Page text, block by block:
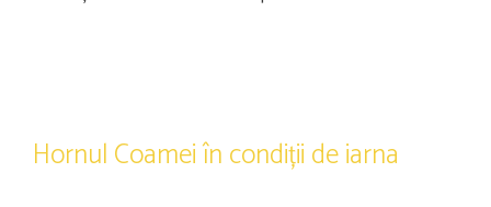
Hornul Coamei în condiții de iarna